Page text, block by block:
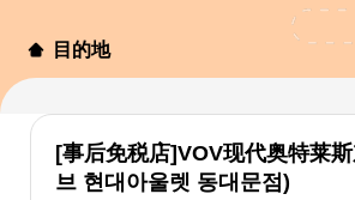
目的地
[事后免税店]VOV现代奥特莱
브 현대아울렛 동대문점)